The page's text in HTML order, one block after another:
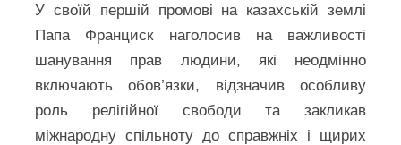
У своїй першій промові на казахській землі
Папа Франциск наголосив на важливості
шанування прав людини, які неодмінно
включають обов’язки, відзначив особливу
роль релігійної свободи та закликав
міжнародну спільноту до справжніх і щирих